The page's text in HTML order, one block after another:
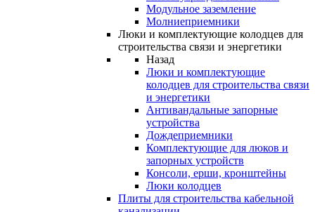
Модульное заземление
Молниеприемники
Люки и комплектующие колодцев для
строительства связи и энергетики
Назад
Люки и комплектующие
колодцев для строительства связи
и энергетики
Антивандальные запорные
устройства
Дождеприемники
Комплектующие для люков и
запорных устройств
Консоли, ерши, кронштейны
Люки колодцев
Плиты для строительства кабельной